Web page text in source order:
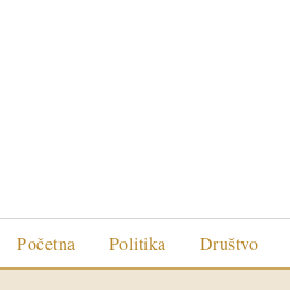
Početna Politika Društvo